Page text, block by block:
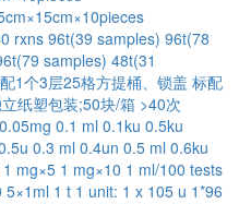
rxns96t(39 samples) 96t(78
samples) 48t(31
1个3层25格方提桶、锁盖 标配
纸塑包装;50块/箱 >40次
0.05mg 0.1 ml 0.1ku 0.5ku
0.3 ml 0.4un 0.5 ml 0.6ku
1 mg×5 1 mg×10 1 ml/100 tests
5×1ml 1 t 1 unit: 1 x 105 u 1*96